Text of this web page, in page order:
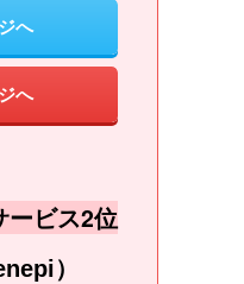
へ
へ
ービス2位
）